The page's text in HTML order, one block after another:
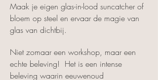
Maak je eigen glas-in-lood suncatcher of
bloem op steel en ervaar de magie van
glas van dichtbij.
Niet zomaar een workshop, maar een
echte beleving!  Het is een intense
beleving waarin eeuwenoud